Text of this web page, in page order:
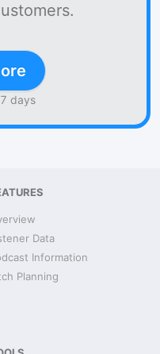
days
Data
Information
Planning